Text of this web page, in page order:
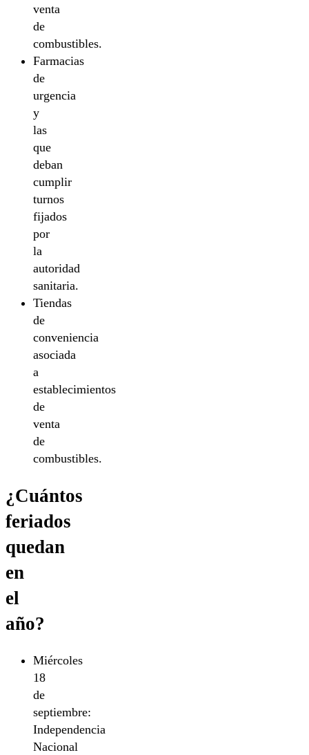
venta
de
combustibles.
Farmacias
de
urgencia
y
las
que
deban
cumplir
turnos
fijados
por
la
autoridad
sanitaria.
Tiendas
de
conveniencia
asociada
a
establecimientos
de
venta
de
combustibles.
¿Cuántos
feriados
quedan
en
el
año?
Miércoles
18
de
septiembre:
Independencia
Nacional